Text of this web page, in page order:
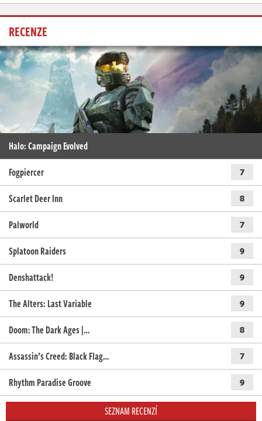
RECENZE
Halo: Campaign Evolved
Fogpiercer
7
Scarlet Deer Inn 8
Palworld 7
Splatoon Raiders 9
Denshattack! 9
The Alters: Last Variable 9
Doom: The Dark Ages |… 8
Assassin’s Creed: Black Flag… 7
Rhythm Paradise Groove 9
SEZNAM RECENZÍ